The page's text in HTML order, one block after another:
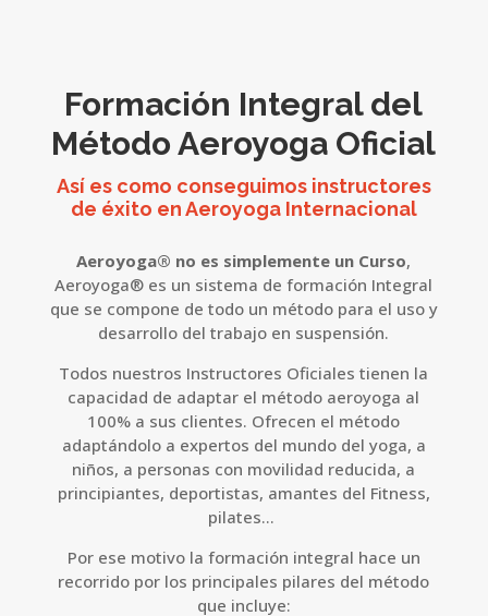
Formación Integral del
Método Aeroyoga Oficial
Así es como conseguimos instructores
de éxito en Aeroyoga Internacional
Aeroyoga® no es simplemente un Curso,
Aeroyoga® es un sistema de formación Integral
que se compone de todo un método para el uso y
desarrollo del trabajo en suspensión.
Todos nuestros Instructores Oficiales tienen la
capacidad de adaptar el método aeroyoga al
100% a sus clientes. Ofrecen el método
adaptándolo a expertos del mundo del yoga, a
niños, a personas con movilidad reducida, a
principiantes, deportistas, amantes del Fitness,
pilates…
Por ese motivo la formación integral hace un
recorrido por los principales pilares del método
que incluye: